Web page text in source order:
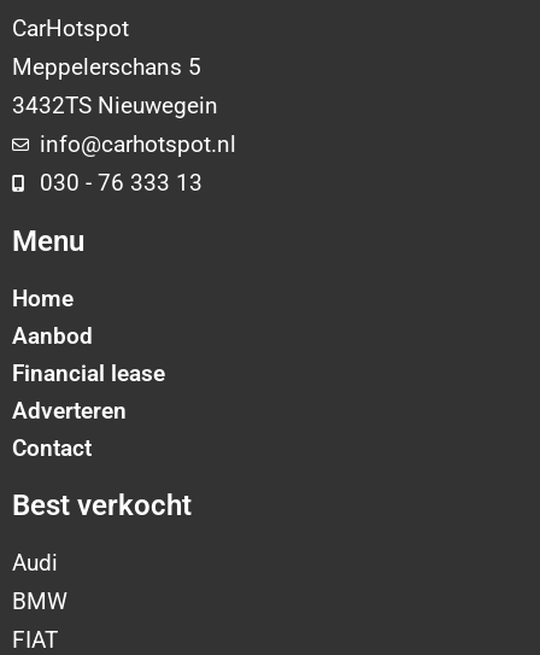
CarHotspot
Meppelerschans 5
3432TS Nieuwegein
info@carhotspot.nl
030 - 76 333 13
Menu
Home
Aanbod
Financial lease
Adverteren
Contact
Best verkocht
Audi
BMW
FIAT